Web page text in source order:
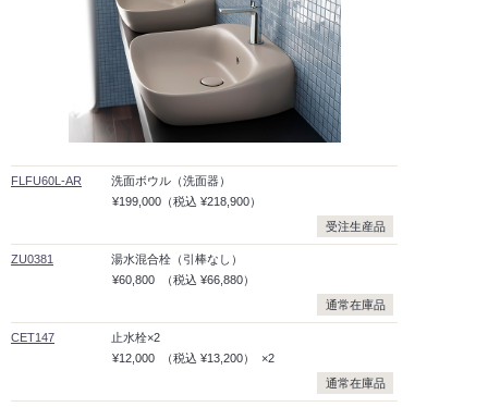
FLFU60L-AR
洗面ボウル（洗面器）
¥199,000 （税込 ¥218,900）
受注生産品
ZU0381
湯水混合栓（引棒なし）
¥60,800
（税込 ¥66,880）
通常在庫品
CET147
止水栓×2
¥12,000
（税込 ¥13,200）
×2
通常在庫品